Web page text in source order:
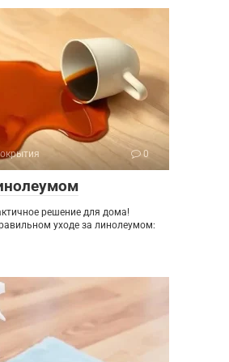
0
решение для дома!
уходе за линолеумом: